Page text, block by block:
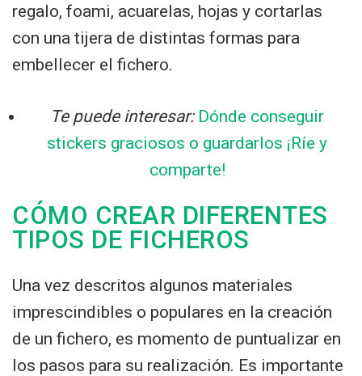
regalo, foami, acuarelas, hojas y cortarlas
con una tijera de distintas formas para
embellecer el fichero.
Te puede interesar: Dónde conseguir
stickers graciosos o guardarlos ¡Ríe y
comparte!
CÓMO CREAR DIFERENTES
TIPOS DE FICHEROS
Una vez descritos algunos materiales
imprescindibles o populares en la creación
de un fichero, es momento de puntualizar en
los pasos para su realización. Es importante